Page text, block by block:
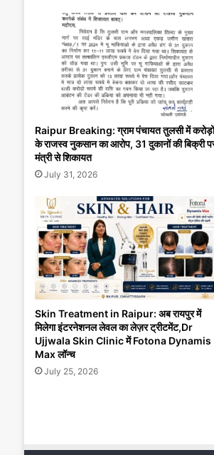
Raipur Breaking: ग्राम पंचायत तुलसी में करोड़ों
के राजस्व नुकसान का आरोप, 31 दुकानों की बिक्री
मंत्री से शिकायत
July 31, 2026
Skin Treatment in Raipur: अब रायपुर में
मिलेगा इंटरनेशनल लेवल का लेज़र ट्रीटमेंट,Dr
Ujjwala Skin Clinic में Fotona Dynamis
Max लॉन्च
July 25, 2026